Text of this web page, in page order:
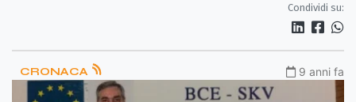
Condividi su:
CRONACA 9 anni fa